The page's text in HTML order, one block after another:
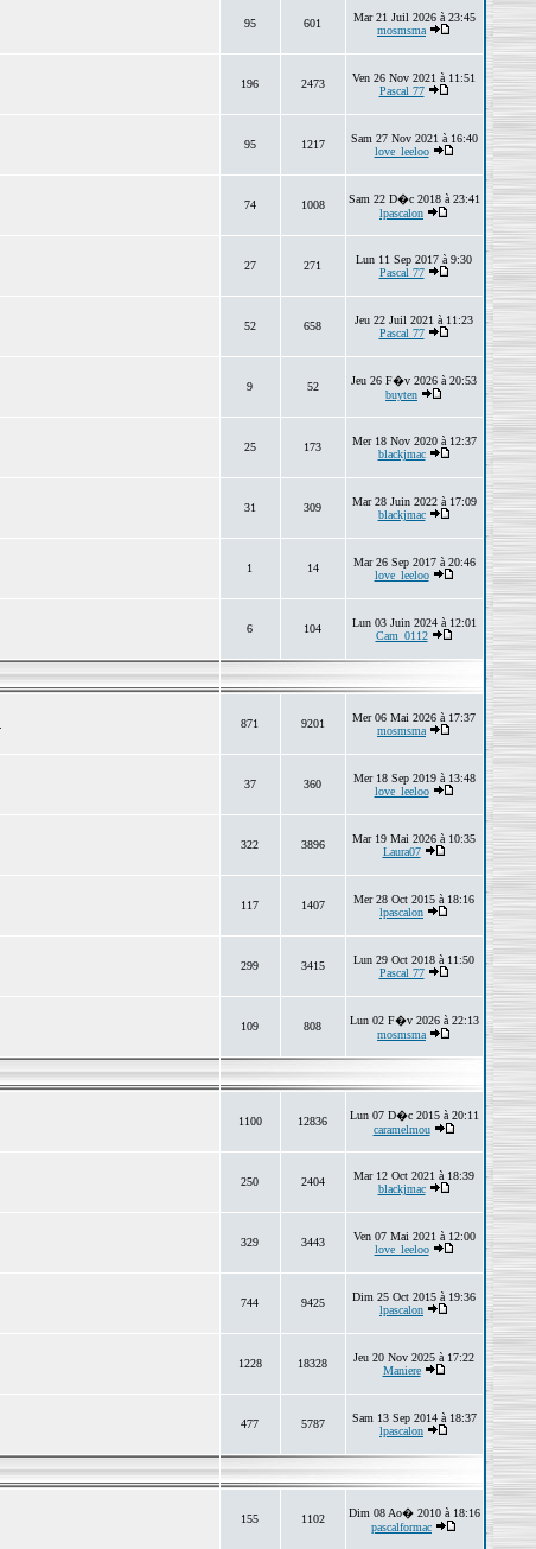
95 601
Mar 21 Juil 2026 à 23:45
mosmsma
196 2473
Ven 26 Nov 2021 à 11:51
Pascal 77
95 1217
Sam 27 Nov 2021 à 16:40
love_leeloo
74 1008
Sam 22 D�c 2018 à 23:41
lpascalon
27 271
Lun 11 Sep 2017 à 9:30
Pascal 77
52 658
Jeu 22 Juil 2021 à 11:23
Pascal 77
9 52
Jeu 26 F�v 2026 à 20:53
buyten
25 173
Mer 18 Nov 2020 à 12:37
blackjmac
31 309
Mar 28 Juin 2022 à 17:09
blackjmac
1 14
Mar 26 Sep 2017 à 20:46
love_leeloo
6 104
Lun 03 Juin 2024 à 12:01
Cam_0112
871 9201
Mer 06 Mai 2026 à 17:37
mosmsma
37 360
Mer 18 Sep 2019 à 13:48
love_leeloo
322 3896
Mar 19 Mai 2026 à 10:35
Laura07
117 1407
Mer 28 Oct 2015 à 18:16
lpascalon
299 3415
Lun 29 Oct 2018 à 11:50
Pascal 77
109 808
Lun 02 F�v 2026 à 22:13
mosmsma
1100 12836
Lun 07 D�c 2015 à 20:11
caramelmou
250 2404
Mar 12 Oct 2021 à 18:39
blackjmac
329 3443
Ven 07 Mai 2021 à 12:00
love_leeloo
744 9425
Dim 25 Oct 2015 à 19:36
lpascalon
1228 18328
Jeu 20 Nov 2025 à 17:22
Maniere
477 5787
Sam 13 Sep 2014 à 18:37
lpascalon
155 1102
Dim 08 Ao� 2010 à 18:16
pascalformac